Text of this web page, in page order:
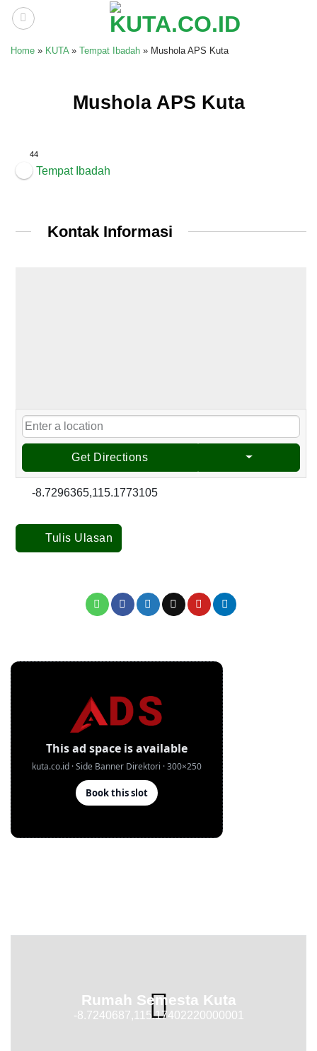
Skip
Home » KUTA» Tempat Ibadah » Mushola APS Kuta
Mushola APS Kuta
44
Tempat Ibadah
Kontak Informasi
Get Directions
-8.7296365,115.1773105
Tulis Ulasan
Rumah Semesta Kuta
-8.7240687,115.17402220000001